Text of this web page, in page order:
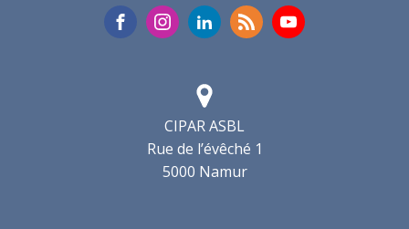
CIPAR ASBL
Rue de l’évêché 1
5000 Namur